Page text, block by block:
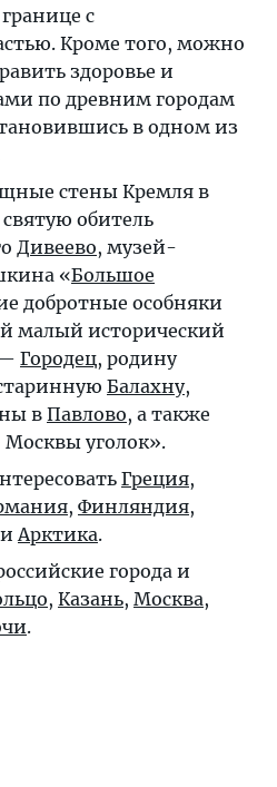
с
Кроме того, можно
здоровье и
по древним городам
в одном из
стены Кремля в
святую обитель
Дивеево, музей-
«Большое
добротные особняки
малый исторический
Городец, родину
Балахну,
в Павлово, а также
уголок».
Греция,
, Финляндия,
иАрктика.
города и
, Казань, Москва,
.